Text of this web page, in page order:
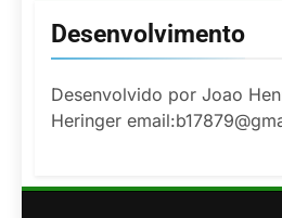
Desenvolvimento
Desenvolvido por Joao
Heringer